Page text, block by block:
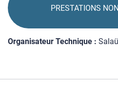
PRESTATIONS
Organisateur Technique :